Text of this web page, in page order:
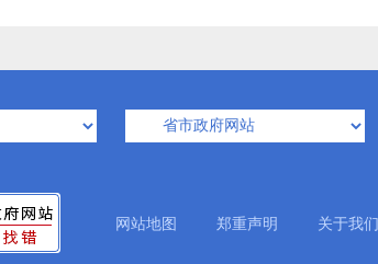
网站地图 郑重声明 关于我们